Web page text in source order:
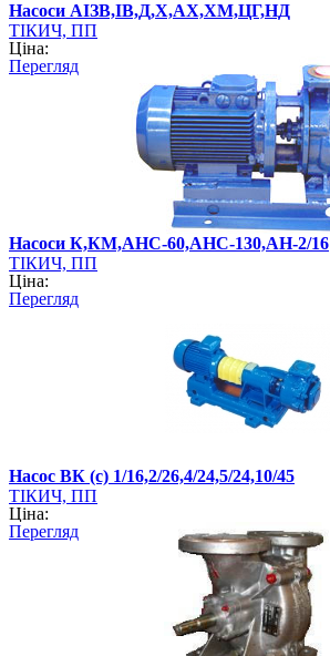
Насоси АІЗВ,ІВ,Д,Х,АХ,ХМ,ЦГ,НД
ТІКИЧ, ПП
Ціна:
Перегляд
Насоси К,КМ,АНС-60,АНС-130,АН-2/16
ТІКИЧ, ПП
Ціна:
Перегляд
Насос ВК (с) 1/16,2/26,4/24,5/24,10/45
ТІКИЧ, ПП
Ціна:
Перегляд